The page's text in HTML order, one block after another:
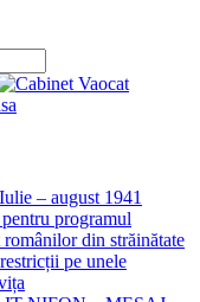
Escape
– august 1941
programul
românilor din străinătate
pe unele